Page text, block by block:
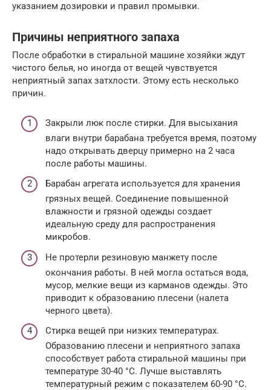
указанием дозировки и правил промывки.
Причины неприятного запаха
После обработки в стиральной машине хозяйки ждут
чистого белья, но иногда от вещей чувствуется
неприятный запах затхлости. Этому есть несколько
причин.
Закрыли люк после стирки. Для высыхания
влаги внутри барабана требуется время, поэтому
надо открывать дверцу примерно на 2 часа
после работы машины.
Барабан агрегата используется для хранения
грязных вещей. Соединение повышенной
влажности и грязной одежды создает
идеальную среду для распространения
микробов.
Не протерли резиновую манжету после
окончания работы. В ней могла остаться вода,
мусор, мелкие вещи из карманов одежды. Это
приводит к образованию плесени (налета
черного цвета).
Стирка вещей при низких температурах.
Образованию плесени и неприятного запаха
способствует работа стиральной машины при
температуре 30-40 °С. Лучше выставлять
температурный режим с показателем 60-90 °С.